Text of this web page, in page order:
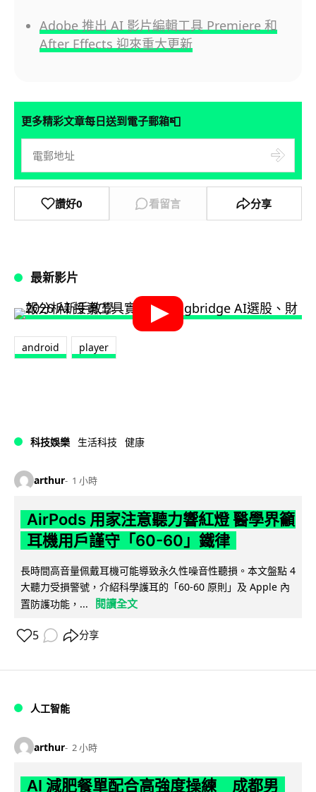
Adobe 推出 AI 影片編輯工具 Premiere 和
After Effects 迎來重大更新
更多精彩文章每日送到電子郵箱📮
讚好0 看留言 分享
最新影片
android player
科技娛樂 生活科技 健康
arthur 1 小時
AirPods 用家注意聽力響紅燈 醫學界籲
耳機用戶謹守「60-60」鐵律
長時間高音量佩戴耳機可能導致永久性噪音性聽損。本文盤點 4
大聽力受損警號，介紹科學護耳的「60-60 原則」及 Apple 內
置防護功能，...
閱讀全文
5 分享
人工智能
arthur 2 小時
AI 減肥餐單配合高強度操練 成都男